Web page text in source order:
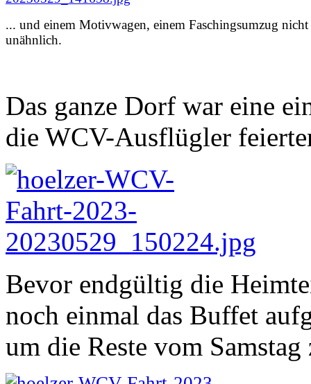
... und einem Motivwagen, einem Faschingsumzug nicht
unähnlich.
Das ganze Dorf war eine
die WCV-Ausflügler
Bevor endgültig die
noch einmal das Buffet
um die Reste vom Samstag